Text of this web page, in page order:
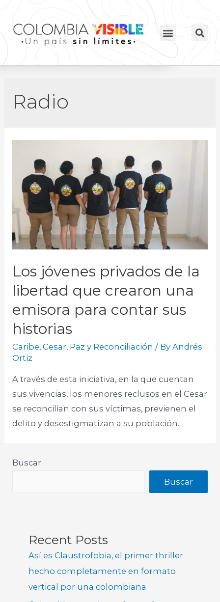
Radio
Los jóvenes privados de la
libertad que crearon una
emisora para contar sus
historias
Caribe,Cesar, Paz y Reconciliación / ByAndrés
Ortiz
A través de esta iniciativa, en la que cuentan
sus vivencias, los menores reclusos en el Cesar
se reconcilian con sus víctimas, previenen el
delito y desestigmatizan a su población.
Buscar
Buscar
Recent Posts
Así es Claustrofobia, el primer thriller
hecho completamente en formato
vertical por una colombiana